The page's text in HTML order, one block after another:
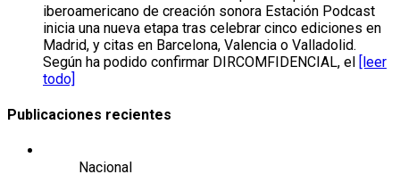
iberoamericano de creación sonora Estación Podcast
inicia una nueva etapa tras celebrar cinco ediciones en
Madrid, y citas en Barcelona, Valencia o Valladolid.
Según ha podido confirmar DIRCOMFIDENCIAL, el [leer
todo]
Publicaciones recientes
Nacional